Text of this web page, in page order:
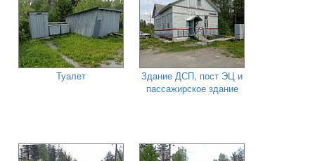
Туалет
Здание ДСП, пост ЭЦ и
пассажирское здание